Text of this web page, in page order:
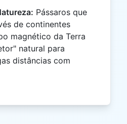
Pássaros que
de continentes
magnético da Terra
natural para
distâncias com